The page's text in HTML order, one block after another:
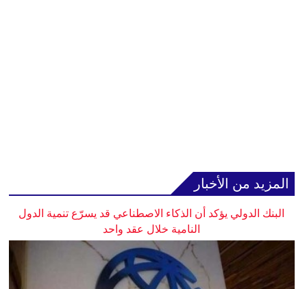
المزيد من الأخبار
البنك الدولي يؤكد أن الذكاء الاصطناعي قد يسرّع تنمية الدول
النامية خلال عقد واحد